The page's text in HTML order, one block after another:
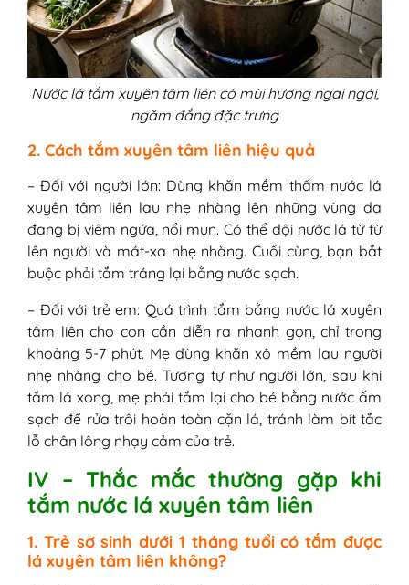
Nước lá tắm xuyên tâm liên có mùi hương ngai ngái,
ngăm đắng đặc trưng
2. Cách tắm xuyên tâm liên hiệu quả
– Đối với người lớn: Dùng khăn mềm thấm nước lá
xuyên tâm liên lau nhẹ nhàng lên những vùng da
đang bị viêm ngứa, nổi mụn. Có thể dội nước lá từ từ
lên người và mát-xa nhẹ nhàng. Cuối cùng, bạn bắt
buộc phải tắm tráng lại bằng nước sạch.
– Đối với trẻ em: Quá trình tắm bằng nước lá xuyên
tâm liên cho con cần diễn ra nhanh gọn, chỉ trong
khoảng 5-7 phút. Mẹ dùng khăn xô mềm lau người
nhẹ nhàng cho bé. Tương tự như người lớn, sau khi
tắm lá xong, mẹ phải tắm lại cho bé bằng nước ấm
sạch để rửa trôi hoàn toàn cặn lá, tránh làm bít tắc
lỗ chân lông nhạy cảm của trẻ.
IV – Thắc mắc thường gặp khi
tắm nước lá xuyên tâm liên
1. Trẻ sơ sinh dưới 1 tháng tuổi có tắm được
lá xuyên tâm liên không?